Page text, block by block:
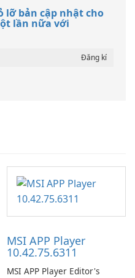
lỡ bản cập nhật cho
lần nữa với
MSI APP Player
10.42.75.6311
MSI APP Player Editor's